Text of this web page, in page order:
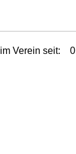
im Verein seit: